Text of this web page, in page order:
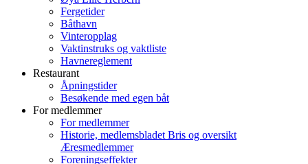
Fergetider
Båthavn
Vinteropplag
Vaktinstruks og vaktliste
Havnereglement
Restaurant
Åpningstider
Besøkende med egen båt
For medlemmer
For medlemmer
Historie, medlemsbladet Bris og oversikt
Æresmedlemmer
Foreningseffekter